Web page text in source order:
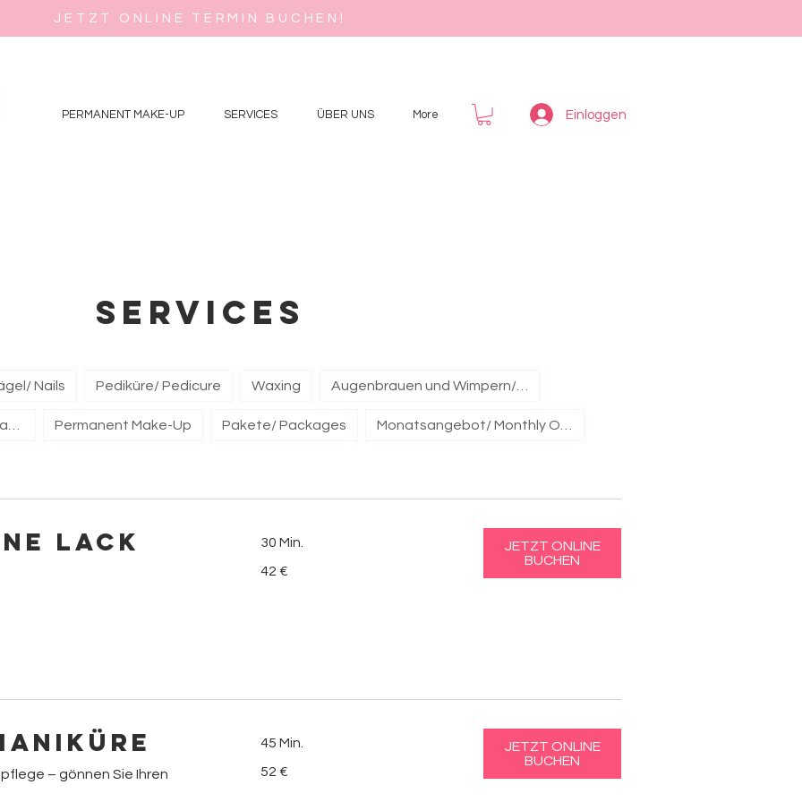
JETZT ONLINE TERMIN BUCHEN!
PERMANENT MAKE-UP SERVICES ÜBER UNS More Einloggen
Services
Nails Pediküre/ Pedicure Waxing
Permanent Make-Up Pakete/ Packages
Lack 30 Min.
Euro
42 €
JETZT ONLINE
BUCHEN
– gönnen Sie Ihren
45 Min.
Euro
52 €
JETZT ONLINE
BUCHEN